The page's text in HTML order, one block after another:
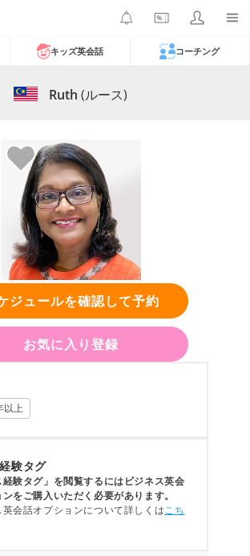
キッズ英会話 コーチング
Ruth (ルース)
ジュールを確認して予約
お気に入り登録
以上
験タグ
経験タグ」を閲覧するにはビジネス英会
をご購入いただく必要があります。
会話オプションについて詳しくはこち